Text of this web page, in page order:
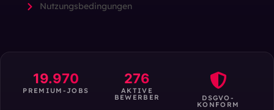
Nutzungsbedingungen
19.970
PREMIUM-JOBS
276
AKTIVE
BEWERBER DSGVO-
KONFORM